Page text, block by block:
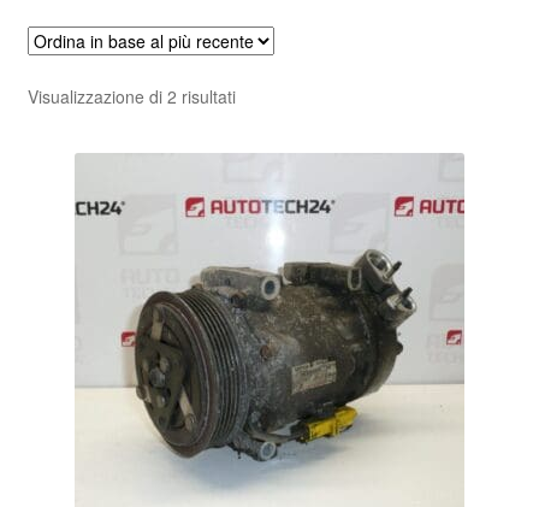
Visualizzazione di 2 risultatiOrdina
base
più
recente